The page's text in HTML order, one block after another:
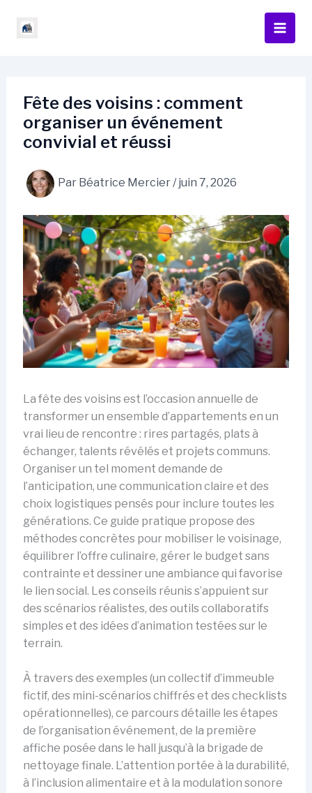
Fête des voisins : comment
organiser un événement
convivial et réussi
Par Béatrice Mercier/juin 7, 2026
La fête des voisins est l’occasion annuelle de
transformer un ensemble d’appartements en un
vrai lieu de rencontre : rires partagés, plats à
échanger, talents révélés et projets communs.
Organiser un tel moment demande de
l’anticipation, une communication claire et des
choix logistiques pensés pour inclure toutes les
générations. Ce guide pratique propose des
méthodes concrètes pour mobiliser le voisinage,
équilibrer l’offre culinaire, gérer le budget sans
contrainte et dessiner une ambiance qui favorise
le lien social. Les conseils réunis s’appuient sur
des scénarios réalistes, des outils collaboratifs
simples et des idées d’animation testées sur le
terrain.
À travers des exemples (un collectif d’immeuble
fictif, des mini-scénarios chiffrés et des checklists
opérationnelles), ce parcours détaille les étapes
de l’organisation événement, de la première
affiche posée dans le hall jusqu’à la brigade de
nettoyage finale. L’attention portée à la durabilité,
à l’inclusion alimentaire et à la modulation sonore